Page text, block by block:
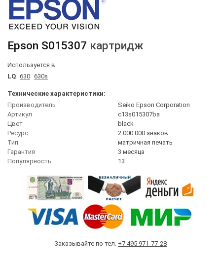
Epson S015307 картридж
Используется в:
LQ 630 630s
Технические характеристики:
Производитель
Seiko Epson Corporation
Артикул
c13s015307ba
Цвет
black
Ресурс
2 000 000 знаков
Тип
матричная печать
Гарантия
3 месяца
Популярность
13
Заказывайте по тел. +7 495 971-77-28